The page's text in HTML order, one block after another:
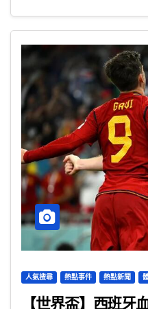
人氣搜尋 熱點事件 熱點新聞
【世界盃】西班牙